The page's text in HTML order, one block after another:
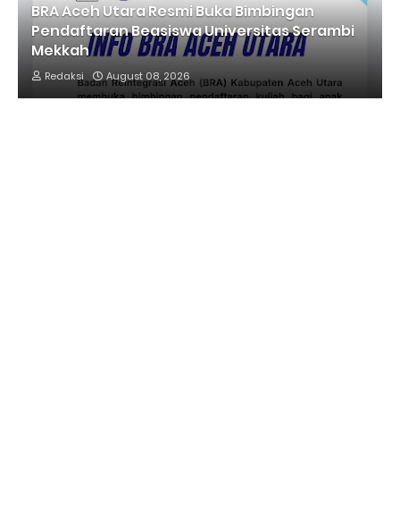
BRA Aceh Utara Resmi Buka Bimbingan
Pendaftaran Beasiswa Universitas Serambi
Mekkah
Redaksi August 08, 2026